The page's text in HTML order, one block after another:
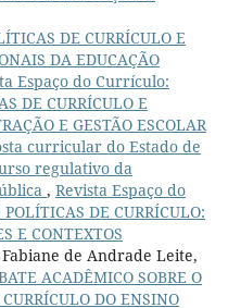
DE CURRÍCULO E
DA EDUCAÇÃO
Espaço do Currículo:
DE CURRÍCULO E
E GESTÃO ESCOLAR
curricular do Estado de
regulativo da
, Revista Espaço do
DE CURRÍCULO:
E CONTEXTOS
de Andrade Leite,
ACADÊMICO SOBRE O
DO ENSINO